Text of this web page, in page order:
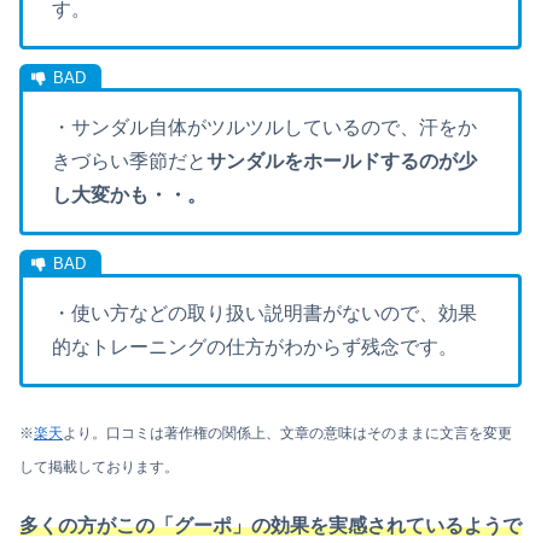
す。
・サンダル自体がツルツルしているので、汗をか
きづらい季節だとサンダルをホールドするのが少
し大変かも・・。
・使い方などの取り扱い説明書がないので、効果
的なトレーニングの仕方がわからず残念です。
※楽天 より。口コミは著作権の関係上、文章の意味はそのままに文言を変更
して掲載しております。
多くの方がこの「グーポ」の効果を実感されているようで